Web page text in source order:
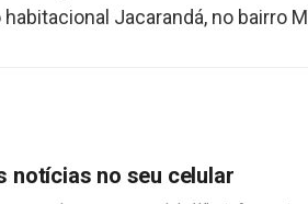
Jacarandá, no bairro
notícias no seu celular